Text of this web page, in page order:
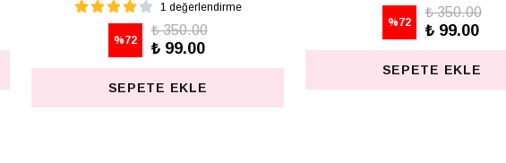
1 değerlendirme
%72
₺ 350.00
₺ 99.00
SEPETE EKLE
%72
₺ 350.00
₺ 99.00
SEPETE EKLE